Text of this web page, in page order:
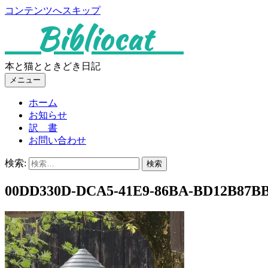
コンテンツへスキップ
Bibliocat
本と猫とときどき日記
メニュー
ホーム
お知らせ
訳 書
お問い合わせ
検索:
00DD330D-DCA5-41E9-86BA-